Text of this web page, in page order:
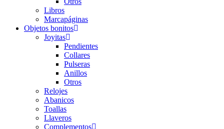
Libros
Marcapáginas
Objetos bonitos
Joyitas
Pendientes
Collares
Pulseras
Anillos
Otros
Relojes
Abanicos
Toallas
Llaveros
Complementos